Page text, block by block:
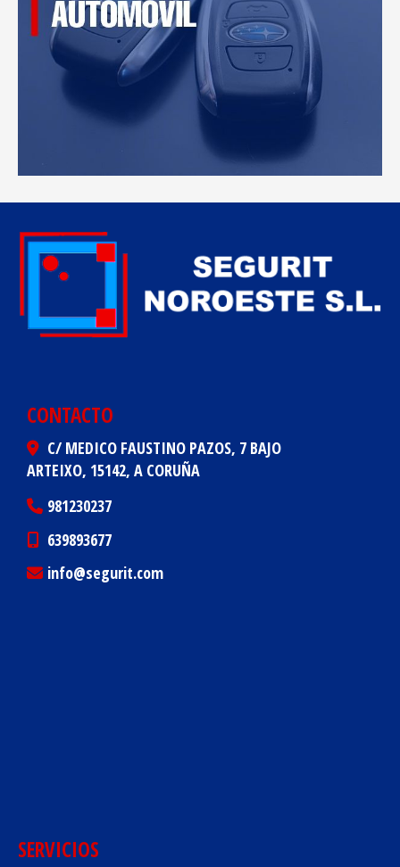
CONTACTO
C/ MEDICO FAUSTINO PAZOS, 7 BAJO
ARTEIXO, 15142, A CORUÑA
981230237
639893677
info
segurit.com
SERVICIOS